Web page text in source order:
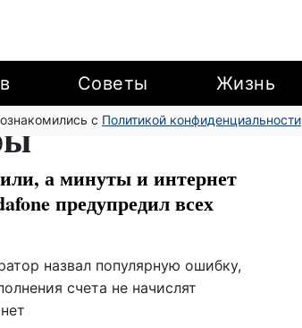
Советы Жизнь
с Политикой конфиденциальности
а минуты и интернет
предупредил всех
назвал популярную ошибку,
счета не начислят